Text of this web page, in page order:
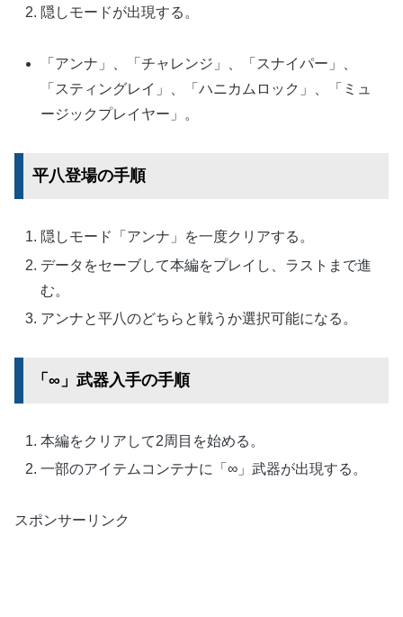
隠しモードが出現する。
「アンナ」、「チャレンジ」、「スナイパー」、
「スティングレイ」、「ハニカムロック」、「ミュ
ージックプレイヤー」。
平八登場の手順
隠しモード「アンナ」を一度クリアする。
データをセーブして本編をプレイし、ラストまで進
む。
アンナと平八のどちらと戦うか選択可能になる。
「∞」武器入手の手順
本編をクリアして2周目を始める。
一部のアイテムコンテナに「∞」武器が出現する。
スポンサーリンク